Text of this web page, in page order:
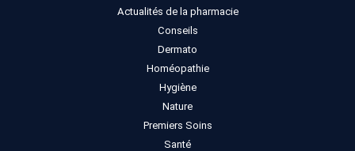
Actualités de la pharmacie
Conseils
Dermato
Homéopathie
Hygiène
Nature
Premiers Soins
Santé